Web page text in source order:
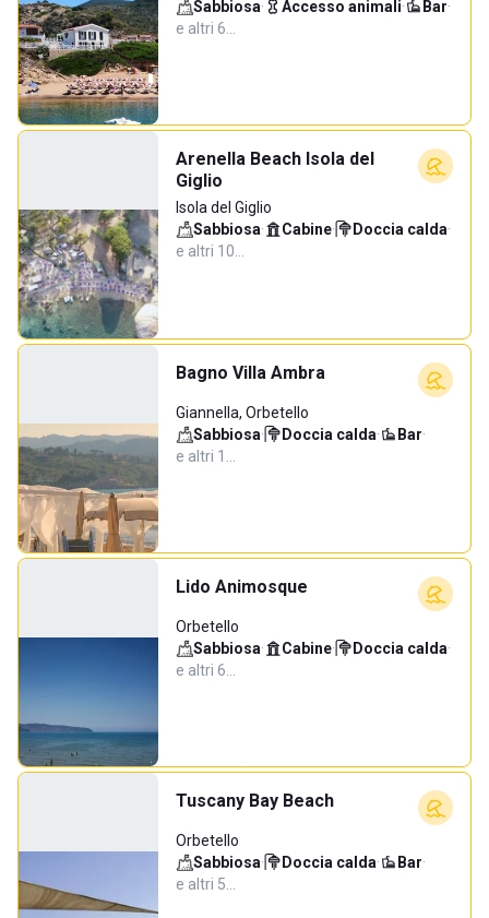
Sabbiosa· Accesso animali· Bar·
e altri 6…
Arenella Beach Isola del
Giglio
Isola del Giglio
Sabbiosa· Cabine· Doccia calda·
e altri 10…
Bagno Villa Ambra
Giannella, Orbetello
Sabbiosa· Doccia calda· Bar·
e altri 1…
Lido Animosque
Orbetello
Sabbiosa· Cabine· Doccia calda·
e altri 6…
Tuscany Bay Beach
Orbetello
Sabbiosa· Doccia calda· Bar·
e altri 5…